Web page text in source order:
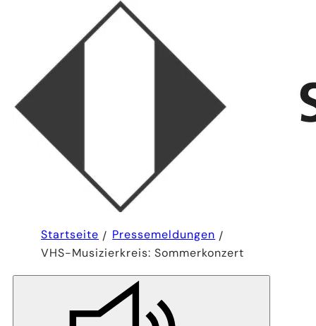
Startseite
Pressemeldungen
VHS-Musizierkreis: Sommerkonzert